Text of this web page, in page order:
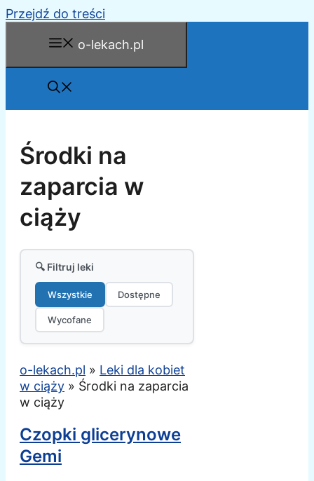
Przejdź do treści
o-lekach.pl
Środki na
zaparcia w
ciąży
🔍 Filtruj leki
Wszystkie Dostępne
Wycofane
o-lekach.pl » Leki dla kobiet
w ciąży » Środki na zaparcia
w ciąży
Czopki glicerynowe
Gemi